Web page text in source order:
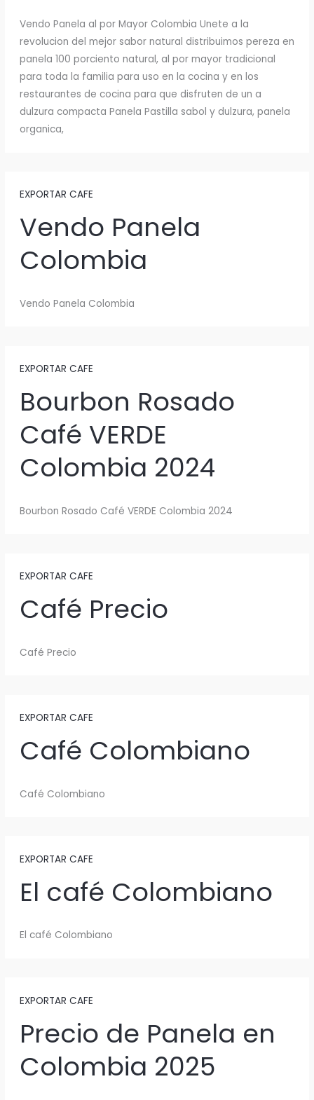
Vendo Panela al por Mayor Colombia Unete a la
revolucion del mejor sabor natural distribuimos pereza en
panela 100 porciento natural, al por mayor tradicional
para toda la familia para uso en la cocina y en los
restaurantes de cocina para que disfruten de un a
dulzura compacta Panela Pastilla sabol y dulzura, panela
organica,
EXPORTAR CAFE
Vendo Panela
Colombia
Vendo Panela Colombia
EXPORTAR CAFE
Bourbon Rosado
Café VERDE
Colombia 2024
Bourbon Rosado Café VERDE Colombia 2024
EXPORTAR CAFE
Café Precio
Café Precio
EXPORTAR CAFE
Café Colombiano
Café Colombiano
EXPORTAR CAFE
El café Colombiano
El café Colombiano
EXPORTAR CAFE
Precio de Panela en
Colombia 2025